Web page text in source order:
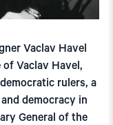
Vaclav Havel
of Vaclav Havel,
rulers, a
democracy in
General of the